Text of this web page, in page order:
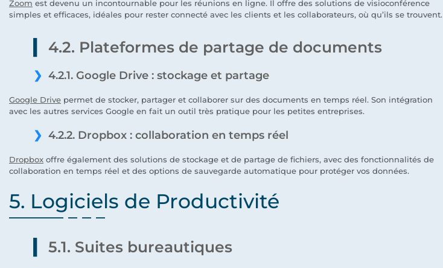
Zoom est devenu un incontournable pour les réunions en ligne. Il offre des solutions de visioconférence
simples et efficaces, idéales pour rester connecté avec les clients et les collaborateurs, où qu’ils se trouvent.
4.2. Plateformes de partage de documents
4.2.1. Google Drive : stockage et partage
Google Drive permet de stocker, partager et collaborer sur des documents en temps réel. Son intégration
avec les autres services Google en fait un outil très pratique pour les petites entreprises.
4.2.2. Dropbox : collaboration en temps réel
Dropbox offre également des solutions de stockage et de partage de fichiers, avec des fonctionnalités de
collaboration en temps réel et des options de sauvegarde automatique pour protéger vos données.
5. Logiciels de Productivité
5.1. Suites bureautiques